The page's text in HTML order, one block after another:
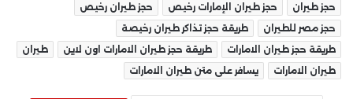
حجز طيران
حجز طيران الإمارات رخيص
حجز طيران رخيص
حجز مصر للطيران
طريقة حجز تذاكر طيران رخيصة
طريقة حجز طيران الامارات
طريقة حجز طيران الامارات اون لاين
طيران
طيران الامارات
يسافر على متن طيران الامارات